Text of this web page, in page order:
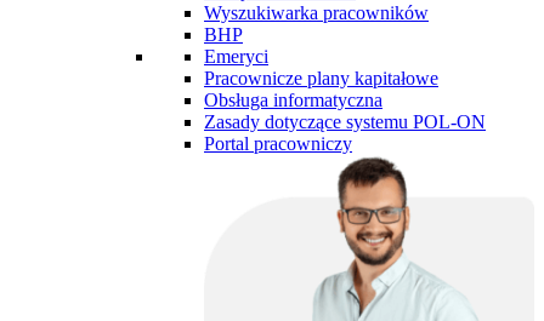
Wyszukiwarka pracowników
BHP
Emeryci
Pracownicze plany kapitałowe
Obsługa informatyczna
Zasady dotyczące systemu POL-ON
Portal pracowniczy